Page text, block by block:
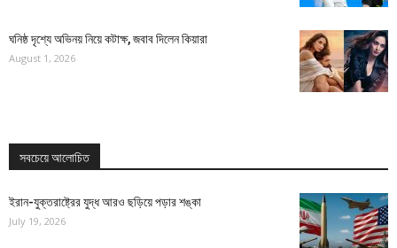
ঘনিষ্ঠ দৃশ্যে অভিনয় নিয়ে কটাক্ষ, জবাব দিলেন কিয়ারা
August 1, 2026
সবচেয়ে আলোচিত
ইরান-যুক্তরাষ্ট্রের যুদ্ধ আরও ছড়িয়ে পড়ার শঙ্কা
July 19, 2026